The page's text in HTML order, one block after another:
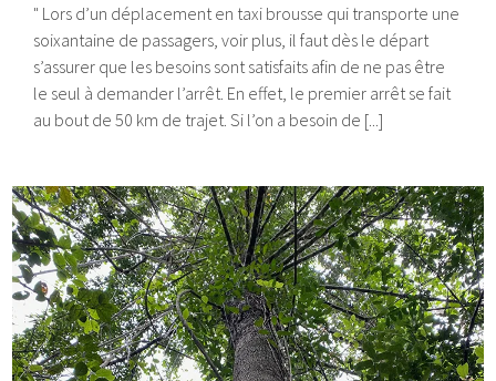
" Lors d’un déplacement en taxi brousse qui transporte une
soixantaine de passagers, voir plus, il faut dès le départ
s’assurer que les besoins sont satisfaits afin de ne pas être
le seul à demander l’arrêt. En effet, le premier arrêt se fait
au bout de 50 km de trajet. Si l’on a besoin de [...]